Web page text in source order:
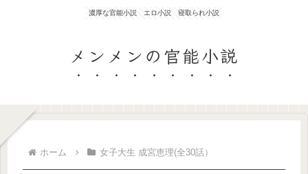
濃厚な官能小説 エロ小説 寝取られ小説
メンメンの官能小説
ホーム 女子大生 成宮恵理(全30話）